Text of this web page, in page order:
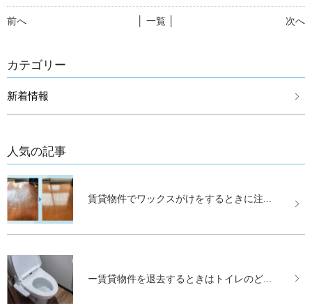
前へ 次へ
│ 一覧 │
カテゴリー
新着情報
人気の記事
賃貸物件でワックスがけをするときに注...
ー賃貸物件を退去するときはトイレのど...